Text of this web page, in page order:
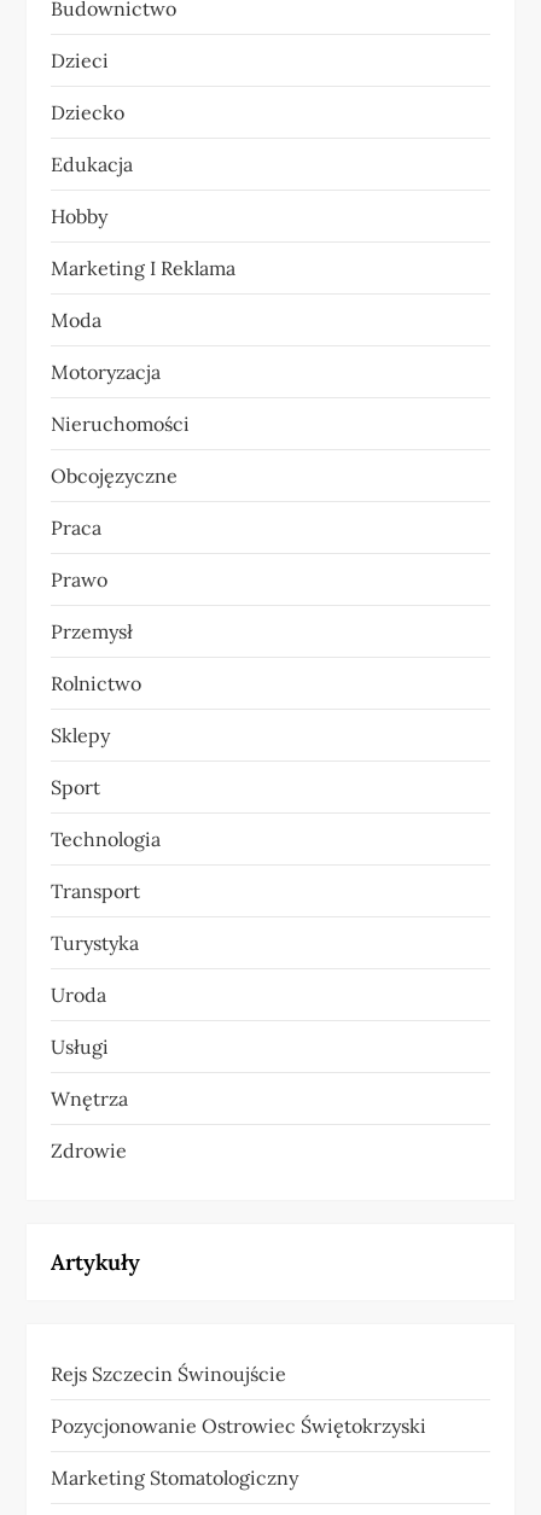
j
a
w
p
i
s
u
Budownictwo
Dzieci
Dziecko
Edukacja
Hobby
Marketing I Reklama
Moda
Motoryzacja
Nieruchomości
Obcojęzyczne
Praca
Prawo
Przemysł
Rolnictwo
Sklepy
Sport
Technologia
Transport
Turystyka
Uroda
Usługi
Wnętrza
Zdrowie
Artykuły
Rejs Szczecin Świnoujście
Pozycjonowanie Ostrowiec Świętokrzyski
Marketing Stomatologiczny